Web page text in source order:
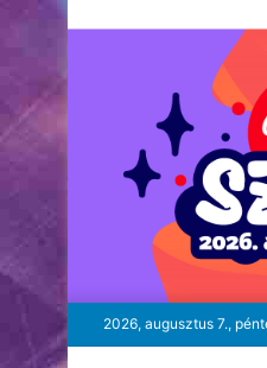
2026, augusztus 7.,